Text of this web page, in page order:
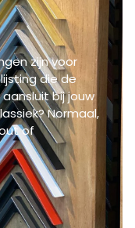
zijn voor
lijstingdiede
bij jouw
Normaal,
of